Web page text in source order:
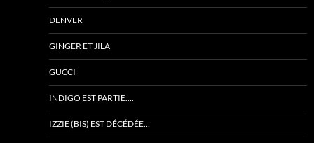
DENVER
GINGER ET JILA
GUCCI
INDIGO EST PARTIE….
IZZIE (BIS) EST DÉCÉDÉE…